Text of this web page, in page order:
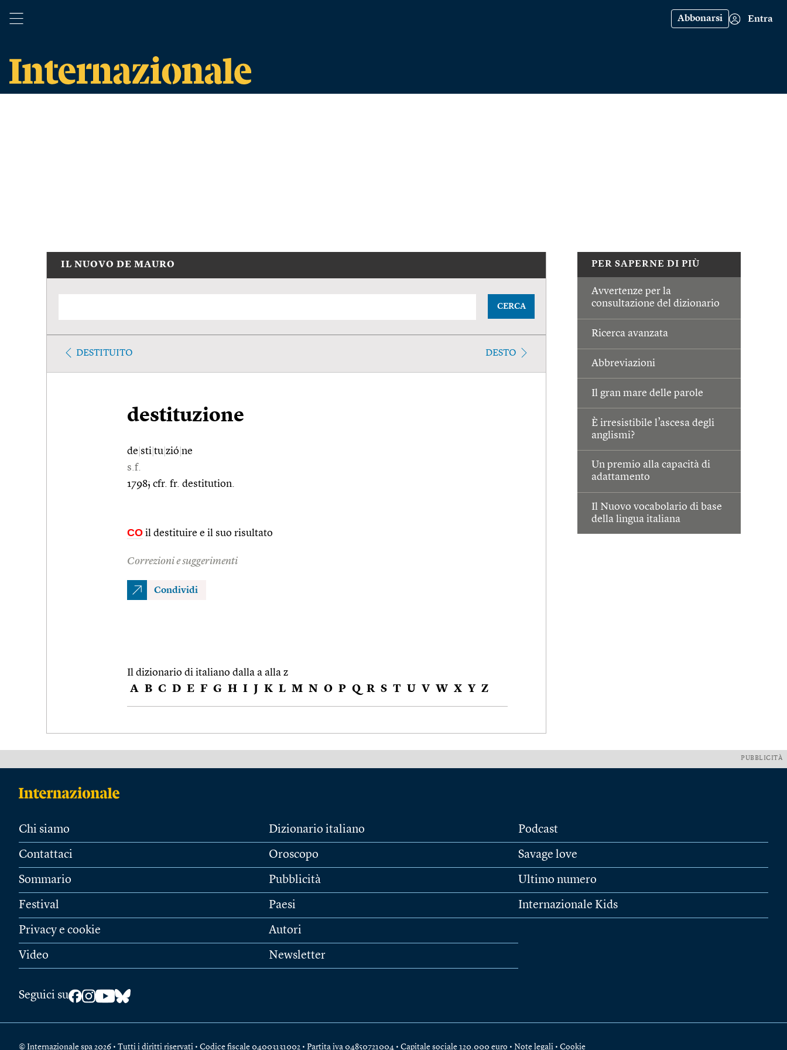
Abbonarsi Entra
PER SAPERNE DI PIÙ
Avvertenze per la
consultazione del dizionario
Ricerca avanzata
Abbreviazioni
Il gran mare delle parole
È irresistibile l’ascesa degli
anglismi?
Un premio alla capacità di
adattamento
Il Nuovo vocabolario di base
della lingua italiana
IL NUOVO DE MAURO
CERCA
DESTITUITO DESTO
destituzione
de sti tu zió ne
s.f.
1798; cfr. fr. destitution.
CO il destituire e il suo risultato
Correzioni e suggerimenti
Condividi
Il dizionario di italiano dalla a alla z
A B C D E F G H I J K L M N O P Q R S T U V W X Y Z
PUBBLICITÀ
Chi siamo
Contattaci
Sommario
Festival
Privacy e cookie
Video
Dizionario italiano
Oroscopo
Pubblicità
Paesi
Autori
Newsletter
Podcast
Savage love
Ultimo numero
Internazionale Kids
Seguici su
© Internazionale spa 2026 • Tutti i diritti riservati • Codice fiscale 04003131002 • Partita iva 04850721004 • Capitale sociale 120.000 euro • Note legali • Cookie